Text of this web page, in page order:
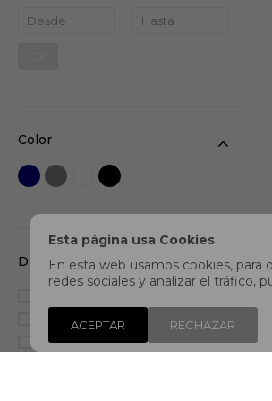
Esta página usa Cookies
En esta web usamos cookies,
redes sociales y analizar el tráfico,
ACEPTAR RECHAZAR
Color
Distancia
Media distancia
Media/Larga distancia (1)